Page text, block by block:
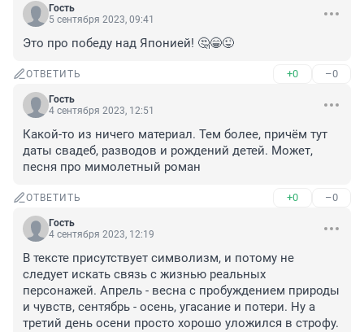
Гость
5 сентября 2023, 09:41
Это про победу над Японией! 🤔😁😜
ОТВЕТИТЬ +0 –0
Гость
4 сентября 2023, 12:51
Какой-то из ничего материал. Тем более, причём тут
даты свадеб, разводов и рождений детей. Может,
песня про мимолетный роман
ОТВЕТИТЬ +0 –0
Гость
4 сентября 2023, 12:19
В тексте присутствует символизм, и потому не
следует искать связь с жизнью реальных
персонажей. Апрель - весна с пробуждением природы
и чувств, сентябрь - осень, угасание и потери. Ну а
третий день осени просто хорошо уложился в строфу.